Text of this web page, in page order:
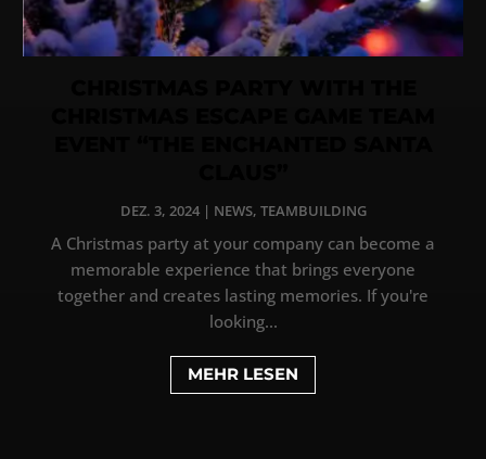
DEZ. 3, 2024| NEWS, TEAMBUILDING
A Christmas party at your company can become a
memorable experience that brings everyone
together and creates lasting memories. If you're
looking...
MEHR LESEN